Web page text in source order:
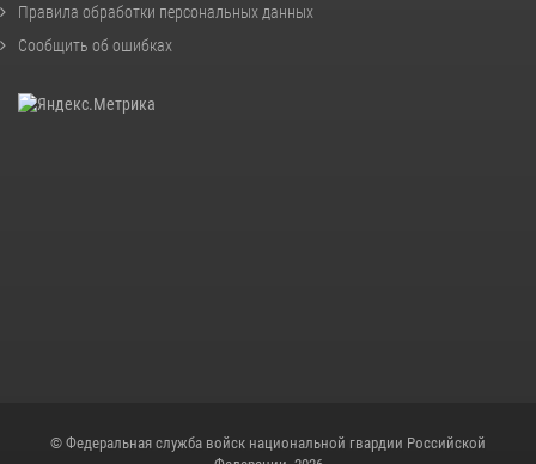
Правила обработки персональных данных
Сообщить об ошибках
© Федеральная служба войск национальной гвардии Российской